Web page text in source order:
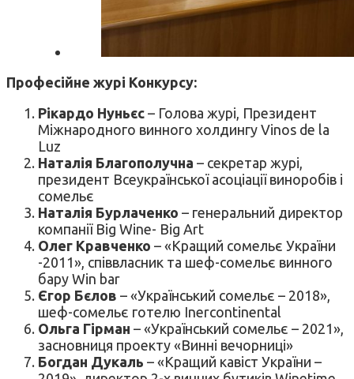
Професійне журі Конкурсу:
Рікардо Нуньєс – Голова журі, Президент
Міжнародного винного холдингу Vinos de la
Luz
Наталія Благополучна – секретар журі,
президент Всеукраїнської асоціації виноробів і
сомельє
Наталія Бурлаченко – генеральний директор
компанії Big Wine- Big Art
Олег Кравченко – «Кращий сомельє України
-2011», співвласник та шеф-сомельє винного
бару Win bar
Єгор Бєлов – «Український сомельє – 2018»,
шеф-сомельє готелю Inercontinental
Ольга Гірман – «Український сомельє – 2021»,
засновниця проекту «Винні вечорниці»
Богдан Дукаль – «Кращий кавіст України –